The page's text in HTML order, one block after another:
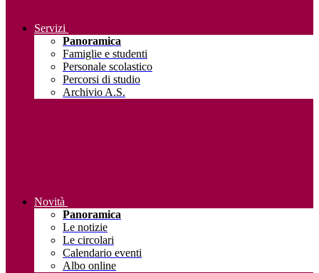
Servizi
Panoramica
Famiglie e studenti
Personale scolastico
Percorsi di studio
Archivio A.S.
Novità
Panoramica
Le notizie
Le circolari
Calendario eventi
Albo online